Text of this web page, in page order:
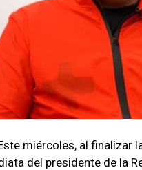
miércoles, al finalizar
del presidente de la